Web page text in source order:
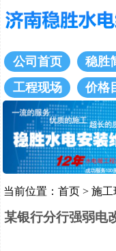
公司首页 稳胜
工程现场
价格
当前位置： 首页 > 施工
某银行分行强弱电